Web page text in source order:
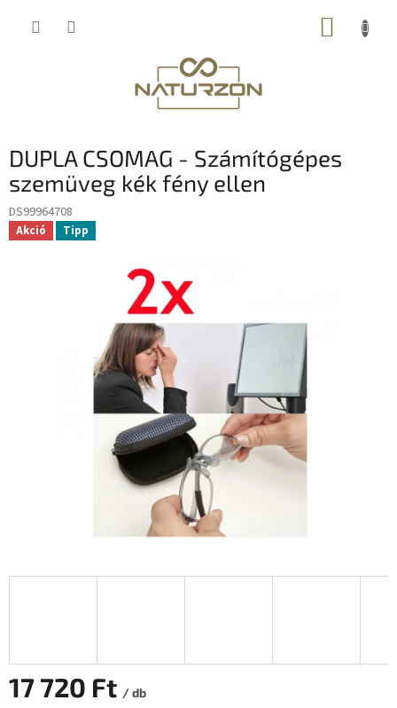
KOSÁR
DUPLA CSOMAG - Számítógépes
szemüveg kék fény ellen
DS99964708
Akció Tipp
17 720 Ft / db